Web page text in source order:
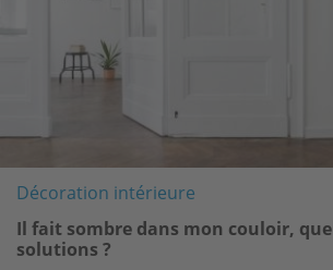
Décoration intérieure
Il fait sombre dans mon couloir,
solutions ?